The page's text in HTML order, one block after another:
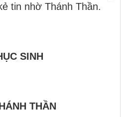
tin nhờ Thánh Thần.
SINH
THẦN